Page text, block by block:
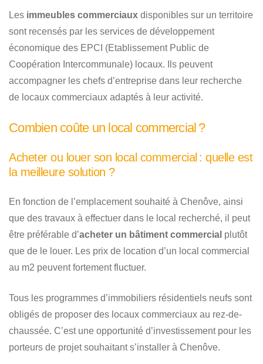
Les immeubles commerciaux disponibles sur un territoire
sont recensés par les services de développement
économique des EPCI (Etablissement Public de
Coopération Intercommunale) locaux. Ils peuvent
accompagner les chefs d’entreprise dans leur recherche
de locaux commerciaux adaptés à leur activité.
Combien coûte un local commercial ?
Acheter ou louer son local commercial : quelle est
la meilleure solution ?
En fonction de l’emplacement souhaité à Chenôve, ainsi
que des travaux à effectuer dans le local recherché, il peut
être préférable d’acheter un bâtiment commercial plutôt
que de le louer. Les prix de location d’un local commercial
au m2 peuvent fortement fluctuer.
Tous les programmes d’immobiliers résidentiels neufs sont
obligés de proposer des locaux commerciaux au rez-de-
chaussée. C’est une opportunité d’investissement pour les
porteurs de projet souhaitant s’installer à Chenôve.